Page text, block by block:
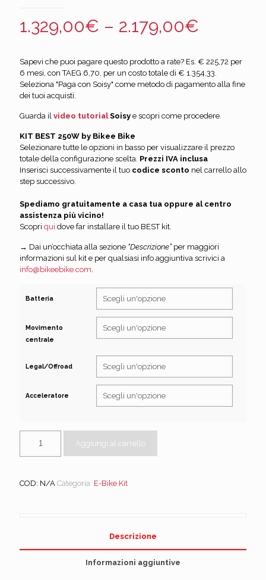
1.329,00€ – 2.179,00€
Sapevi che puoi pagare questo prodotto a rate? Es. € 225,72 per
6 mesi, con TAEG 6,70, per un costo totale di € 1.354,33.
Seleziona "Paga con Soisy" come metodo di pagamento alla fine
dei tuoi acquisti.
Guarda il video tutorialSoisy e scopri come procedere.
KIT BEST 250W by Bikee Bike
Selezionare tutte le opzioni in basso per visualizzare il prezzo
totale della configurazione scelta. Prezzi IVA inclusa
Inserisci successivamente il tuo codice sconto nel carrello allo
step successivo.
Spediamo gratuitamente a casa tua oppure al centro
assistenza più vicino!
Scopri qui dove far installare il tuo BEST kit.
→ Dai un’occhiata alla sezione “Descrizione”per maggiori
informazioni sul kit e per qualsiasi info aggiuntiva scrivici a
info@bikeebike.com
Batteria
Movimento
centrale
Legal/Offroad
Acceleratore
Aggiungi al carrello
COD: N/A Categoria: E-Bike Kit
Descrizione
Informazioni aggiuntive